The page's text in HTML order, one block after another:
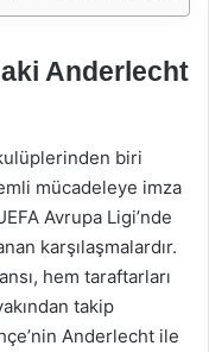
Anderlecht
biri
mücadeleye imza
Avrupa Ligi’nde
karşılaşmalardır.
hem taraftarları
takip
Anderlecht ile